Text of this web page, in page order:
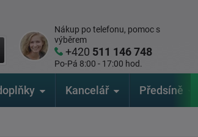
Nákup po telefonu, pomoc s
výběrem
+420 511 146 748
Po-Pá 8:00 - 17:00 hod.
Kancelář Předsíně